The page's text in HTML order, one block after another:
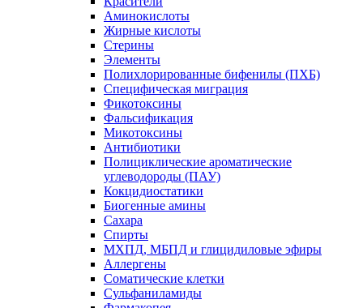
Аминокислоты
Жирные кислоты
Стерины
Элементы
Полихлорированные бифенилы (ПХБ)
Специфическая миграция
Фикотоксины
Фальсификация
Микотоксины
Антибиотики
Полициклические ароматические
углеводороды (ПАУ)
Кокцидиостатики
Биогенные амины
Сахара
Спирты
МХПД, МБПД и глицидиловые эфиры
Аллергены
Соматические клетки
Сульфаниламиды